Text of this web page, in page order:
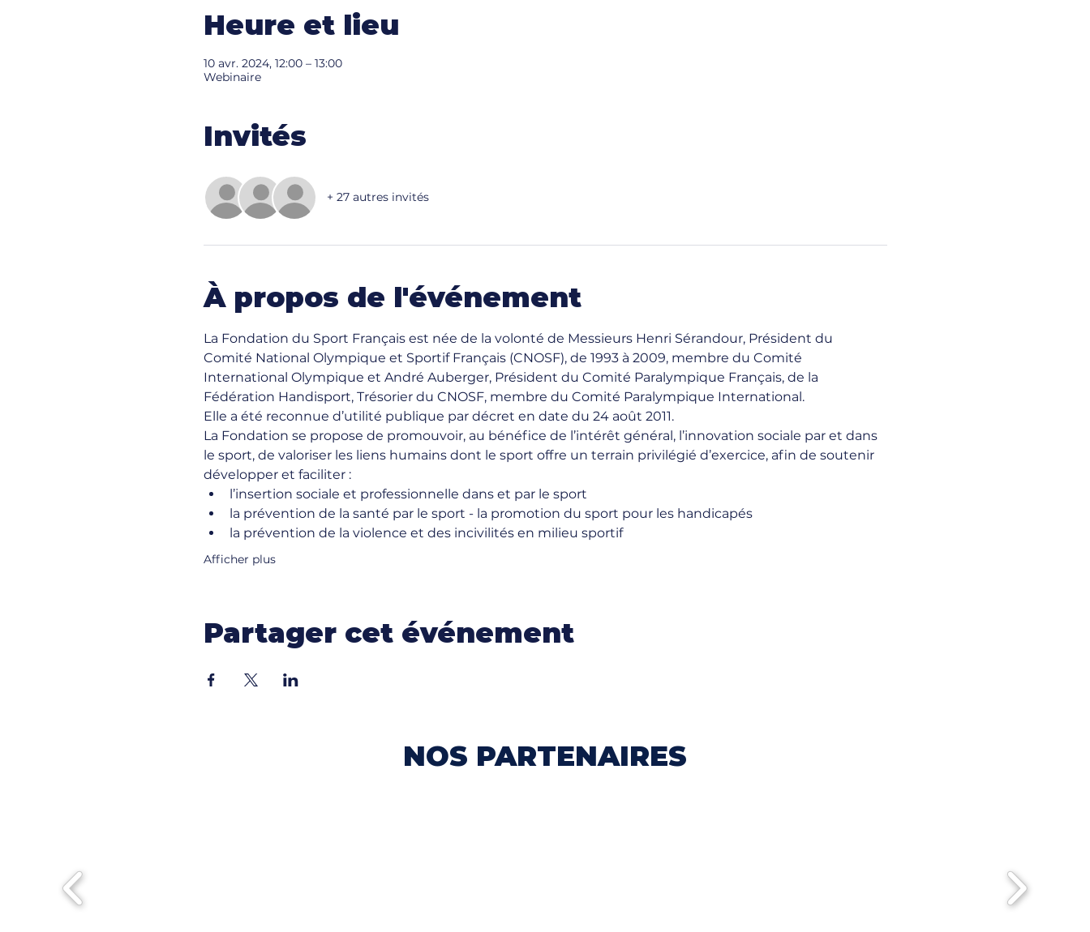
Heure et lieu
10 avr. 2024, 12:00 – 13:00
Webinaire
Invités
+ 27 autres invités
À propos de l'événement
La Fondation du Sport Français est née de la volonté de Messieurs Henri Sérandour, Président du
Comité National Olympique et Sportif Français (CNOSF), de 1993 à 2009, membre du Comité
International Olympique et André Auberger, Président du Comité Paralympique Français, de la
Fédération Handisport, Trésorier du CNOSF, membre du Comité Paralympique International.
Elle a été reconnue d’utilité publique par décret en date du 24 août 2011.
La Fondation se propose de promouvoir, au bénéfice de l’intérêt général, l’innovation sociale par et dans
le sport, de valoriser les liens humains dont le sport offre un terrain privilégié d’exercice, afin de soutenir
développer et faciliter :
l’insertion sociale et professionnelle dans et par le sport
la prévention de la santé par le sport - la promotion du sport pour les handicapés
la prévention de la violence et des incivilités en milieu sportif
Afficher plus
Partager cet événement
NOS PARTENAIRES